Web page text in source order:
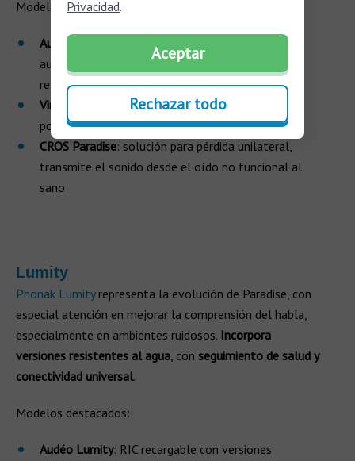
Modelos destacados:
Audéo Paradise
: estilo RIC/BTE, para pérdidas
auditivas de leves a profundas, con batería
recargable y Bluetooth
Virto Paradise
: audífono ITE a medida, discreto y
potente
CROS Paradise: solución para pérdida unilateral,
transmite el sonido desde el oído no funcional al
sano
Lumity
Phonak Lumityrepresenta la evolución de Paradise, con
especial atención en mejorar la comprensión del habla,
especialmente en ambientes ruidosos. Incorpora
versiones resistentes al agua, con seguimiento de salud y
conectividad universal.
Modelos destacados:
Audéo Lumity: RIC recargable con versiones
Privacidad.
Aceptar
Rechazar todo